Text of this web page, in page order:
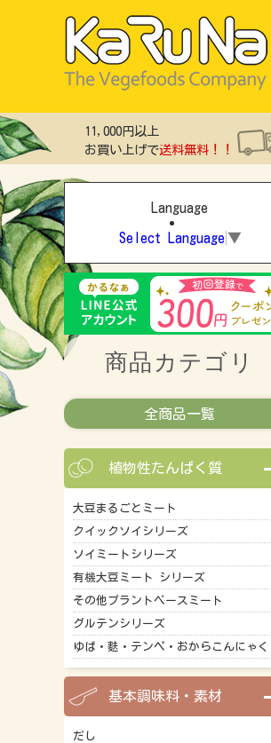
11,000円以上
お買い上げで送料無料！！
Language
Select Language ▼
商品カテゴリ
全商品一覧
植物性たんぱく質
大豆まるごとミート
クイックソイシリーズ
ソイミートシリーズ
有機大豆ミート シリーズ
その他プラントベースミート
グルテンシリーズ
ゆば・麩・テンペ・おからこんにゃく
基本調味料・素材
だし